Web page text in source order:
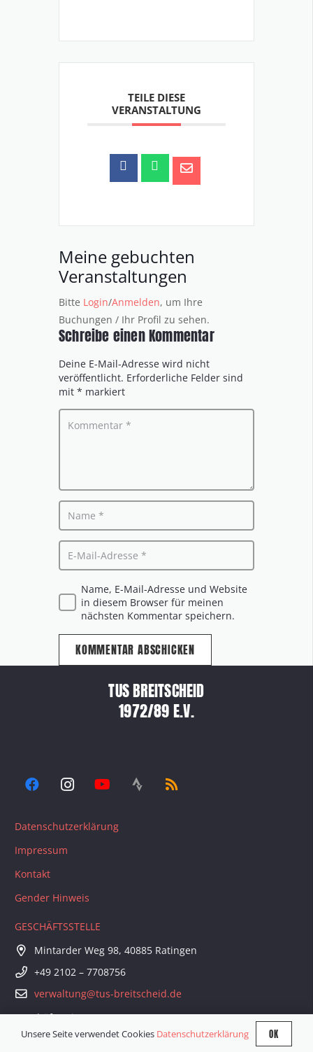
TEILE DIESE
VERANSTALTUNG
Meine gebuchten
Veranstaltungen
Bitte Login/Anmelden, um Ihre
Buchungen / Ihr Profil zu sehen.
Schreibe einen Kommentar
Deine E-Mail-Adresse wird nicht
veröffentlicht. Erforderliche Felder sind
mit * markiert
Name, E-Mail-Adresse und Website
in diesem Browser für meinen
nächsten Kommentar speichern.
KOMMENTAR ABSCHICKEN
TUS BREITSCHEID
1972/89 E.V.
Datenschutzerklärung
Impressum
Kontakt
Gender Hinweis
GESCHÄFTSSTELLE
Mintarder Weg 98, 40885 Ratingen
+49 2102 – 7708756
verwaltung@tus-breitscheid.de
Geschäftszeiten:
1. Dienstag im Monat 18 – 20 Uhr
Unsere Seite verwendet Cookies Datenschutzerklärung OK